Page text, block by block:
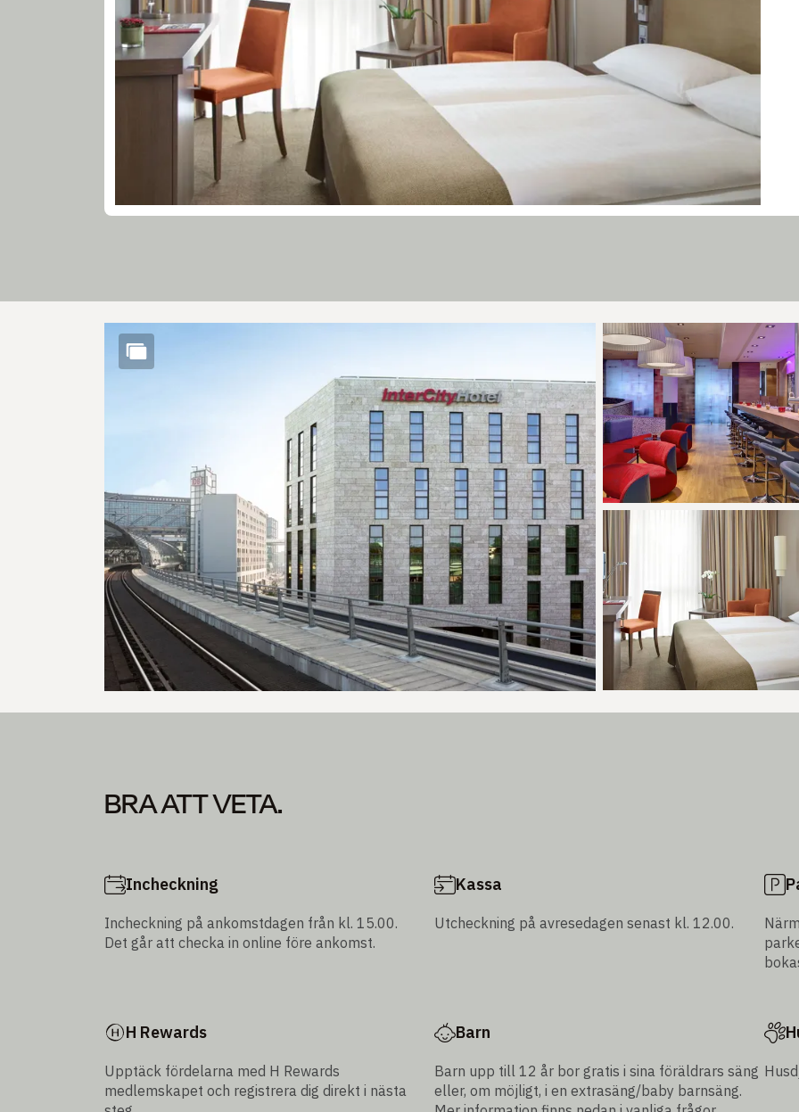
BRA ATT VETA.
Incheckning
Incheckning på ankomstdagen från kl. 15.00.
Det går att checka in online före ankomst.
Kassa
Utcheckning på avresedagen senast kl. 12.00.
H Rewards
Upptäck fördelarna med H Rewards
medlemskapet och registrera dig direkt i nästa
Barn
Barn upp till 12 år bor gratis i sina föräldrars säng
eller, om möjligt, i en extrasäng/baby barnsäng.